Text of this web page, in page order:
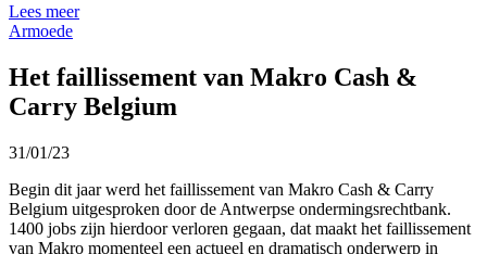
Lees meer
Armoede
Het faillissement van Makro Cash &
Carry Belgium
31/01/23
Begin dit jaar werd het faillissement van Makro Cash & Carry
Belgium uitgesproken door de Antwerpse ondermingsrechtbank.
1400 jobs zijn hierdoor verloren gegaan, dat maakt het faillissement
van Makro momenteel een actueel en dramatisch onderwerp in